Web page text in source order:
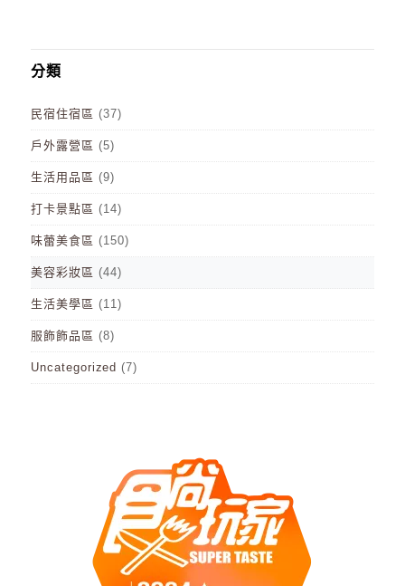
分類
民宿住宿區 (37)
戶外露營區 (5)
生活用品區 (9)
打卡景點區 (14)
味蕾美食區 (150)
美容彩妝區 (44)
生活美學區 (11)
服飾飾品區 (8)
Uncategorized (7)